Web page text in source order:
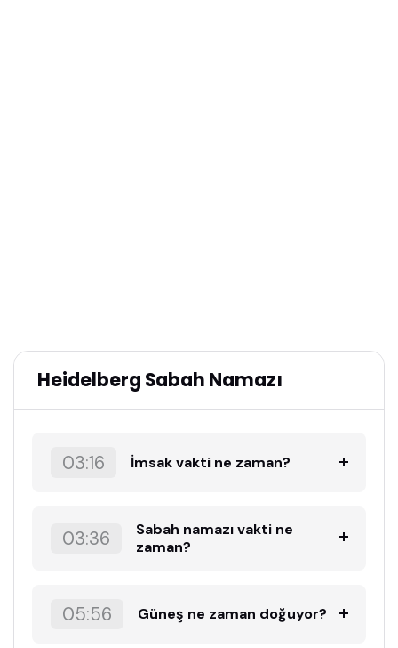
Heidelberg Sabah Namazı
03:16 İmsak vakti ne zaman?
03:36
Sabah namazı vakti ne
zaman?
05:56 Güneş ne zaman doğuyor?